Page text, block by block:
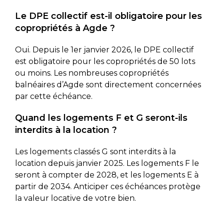
Le DPE collectif est-il obligatoire pour les
copropriétés à Agde ?
Oui. Depuis le 1er janvier 2026, le DPE collectif
est obligatoire pour les copropriétés de 50 lots
ou moins. Les nombreuses copropriétés
balnéaires d’Agde sont directement concernées
par cette échéance.
Quand les logements F et G seront-ils
interdits à la location ?
Les logements classés G sont interdits à la
location depuis janvier 2025. Les logements F le
seront à compter de 2028, et les logements E à
partir de 2034. Anticiper ces échéances protège
la valeur locative de votre bien.